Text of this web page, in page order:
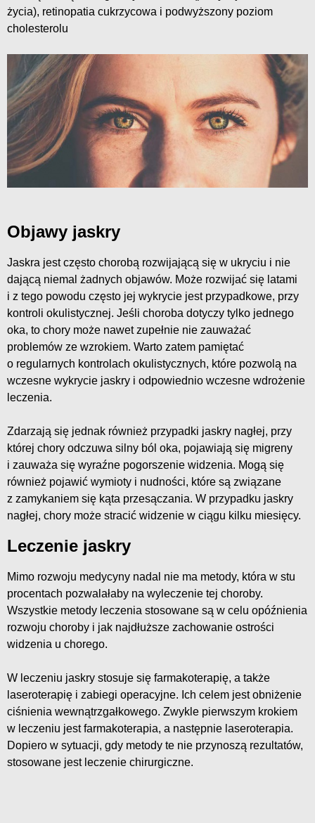
życia), retinopatia cukrzycowa i podwyższony poziom
cholesterolu
Objawy jaskry
Jaskra jest często chorobą rozwijającą się w ukryciu i nie
dającą niemal żadnych objawów. Może rozwijać się latami
i z tego powodu często jej wykrycie jest przypadkowe, przy
kontroli okulistycznej. Jeśli choroba dotyczy tylko jednego
oka, to chory może nawet zupełnie nie zauważać
problemów ze wzrokiem. Warto zatem pamiętać
o regularnych kontrolach okulistycznych, które pozwolą na
wczesne wykrycie jaskry i odpowiednio wczesne wdrożenie
leczenia.
Zdarzają się jednak również przypadki jaskry nagłej, przy
której chory odczuwa silny ból oka, pojawiają się migreny
i zauważa się wyraźne pogorszenie widzenia. Mogą się
również pojawić wymioty i nudności, które są związane
z zamykaniem się kąta przesączania. W przypadku jaskry
nagłej, chory może stracić widzenie w ciągu kilku miesięcy.
Leczenie jaskry
Mimo rozwoju medycyny nadal nie ma metody, która w stu
procentach pozwalałaby na wyleczenie tej choroby.
Wszystkie metody leczenia stosowane są w celu opóźnienia
rozwoju choroby i jak najdłuższe zachowanie ostrości
widzenia u chorego.
W leczeniu jaskry stosuje się farmakoterapię, a także
laseroterapię i zabiegi operacyjne. Ich celem jest obniżenie
ciśnienia wewnątrzgałkowego. Zwykle pierwszym krokiem
w leczeniu jest farmakoterapia, a następnie laseroterapia.
Dopiero w sytuacji, gdy metody te nie przynoszą rezultatów,
stosowane jest leczenie chirurgiczne.